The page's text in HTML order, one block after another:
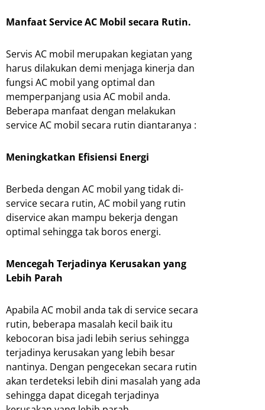
Manfaat Service AC Mobil secara Rutin.
Servis AC mobil merupakan kegiatan yang
harus dilakukan demi menjaga kinerja dan
fungsi AC mobil yang optimal dan
memperpanjang usia AC mobil anda.
Beberapa manfaat dengan melakukan
service AC mobil secara rutin diantaranya :
Meningkatkan Efisiensi Energi
Berbeda dengan AC mobil yang tidak di-
service secara rutin, AC mobil yang rutin
diservice akan mampu bekerja dengan
optimal sehingga tak boros energi.
Mencegah Terjadinya Kerusakan yang
Lebih Parah
Apabila AC mobil anda tak di service secara
rutin, beberapa masalah kecil baik itu
kebocoran bisa jadi lebih serius sehingga
terjadinya kerusakan yang lebih besar
nantinya. Dengan pengecekan secara rutin
akan terdeteksi lebih dini masalah yang ada
sehingga dapat dicegah terjadinya